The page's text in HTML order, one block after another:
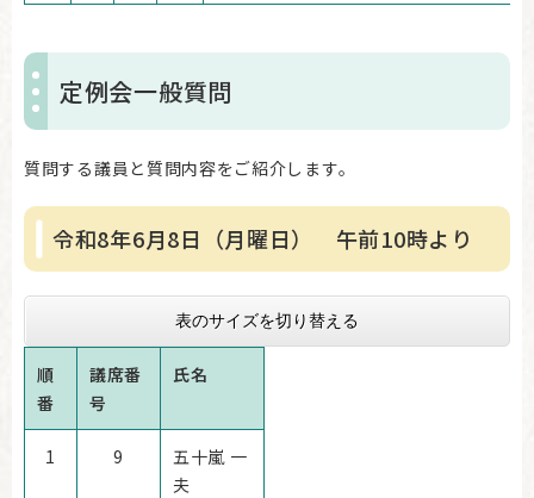
定例会一般質問
質問する議員と質問内容をご紹介します。
令和8年6月8日（月曜日） 午前10時より
表のサイズを切り替える
順
番
議席番
号
氏名
1 9
五十嵐 一
夫